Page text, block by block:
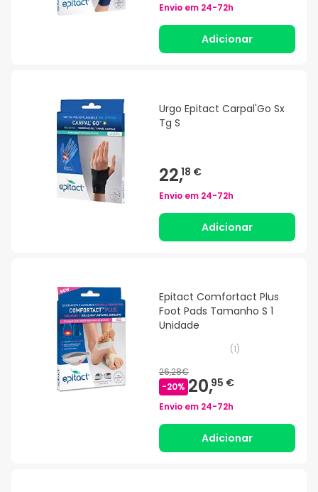
Envio em 24-72h
Adicionar
Urgo Epitact Carpal'Go Sx
Tg S
22,18 €
Envio em 24-72h
Adicionar
Epitact Comfortact Plus
Foot Pads Tamanho S 1
Unidade
(1)
26,28€
-20% 20,95 €
Envio em 24-72h
Adicionar